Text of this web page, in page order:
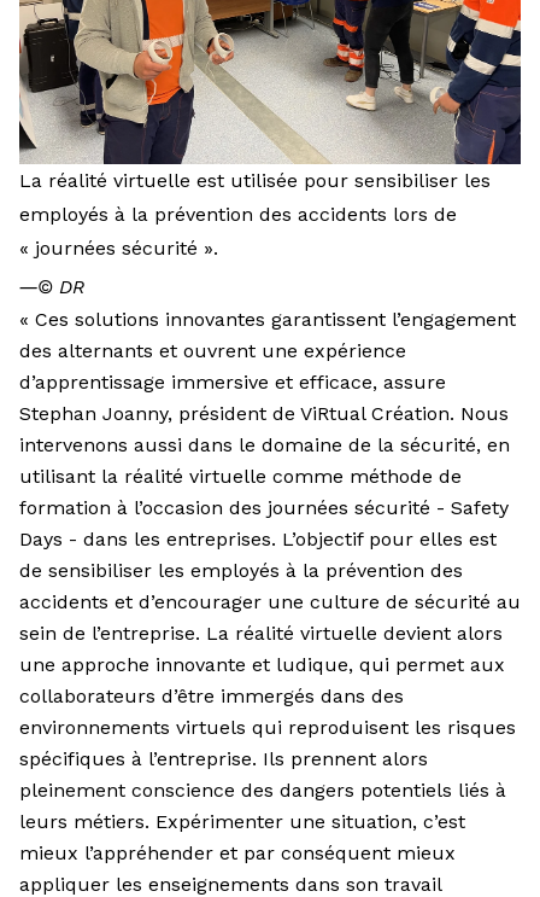
La réalité virtuelle est utilisée pour sensibiliser les
employés à la prévention des accidents lors de
« journées sécurité ».
―© DR
« Ces solutions innovantes garantissent l’engagement
des alternants et ouvrent une expérience
d’apprentissage immersive et efficace, assure
Stephan Joanny, président de ViRtual Création. Nous
intervenons aussi dans le domaine de la sécurité, en
utilisant la réalité virtuelle comme méthode de
formation à l’occasion des journées sécurité - Safety
Days - dans les entreprises. L’objectif pour elles est
de sensibiliser les employés à la prévention des
accidents et d’encourager une culture de sécurité au
sein de l’entreprise. La réalité virtuelle devient alors
une approche innovante et ludique, qui permet aux
collaborateurs d’être immergés dans des
environnements virtuels qui reproduisent les risques
spécifiques à l’entreprise. Ils prennent alors
pleinement conscience des dangers potentiels liés à
leurs métiers. Expérimenter une situation, c’est
mieux l’appréhender et par conséquent mieux
appliquer les enseignements dans son travail